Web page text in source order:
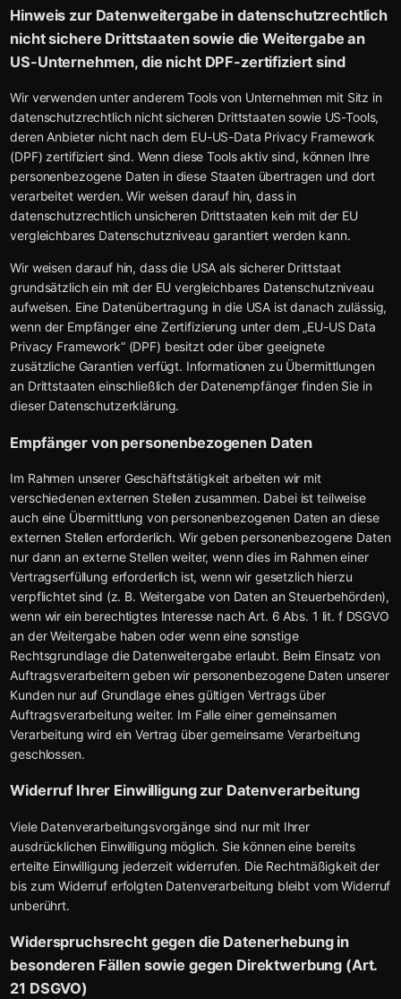
Hinweis zur Datenweitergabe in datenschutzrechtlich
nicht sichere Drittstaaten sowie die Weitergabe an
US-Unternehmen, die nicht DPF-zertifiziert sind
Wir verwenden unter anderem Tools von Unternehmen mit Sitz in
datenschutzrechtlich nicht sicheren Drittstaaten sowie US-Tools,
deren Anbieter nicht nach dem EU-US-Data Privacy Framework
(DPF) zertifiziert sind. Wenn diese Tools aktiv sind, können Ihre
personenbezogene Daten in diese Staaten übertragen und dort
verarbeitet werden. Wir weisen darauf hin, dass in
datenschutzrechtlich unsicheren Drittstaaten kein mit der EU
vergleichbares Datenschutzniveau garantiert werden kann.
Wir weisen darauf hin, dass die USA als sicherer Drittstaat
grundsätzlich ein mit der EU vergleichbares Datenschutzniveau
aufweisen. Eine Datenübertragung in die USA ist danach zulässig,
wenn der Empfänger eine Zertifizierung unter dem „EU-US Data
Privacy Framework“ (DPF) besitzt oder über geeignete
zusätzliche Garantien verfügt. Informationen zu Übermittlungen
an Drittstaaten einschließlich der Datenempfänger finden Sie in
dieser Datenschutzerklärung.
Empfänger von personenbezogenen Daten
Im Rahmen unserer Geschäftstätigkeit arbeiten wir mit
verschiedenen externen Stellen zusammen. Dabei ist teilweise
auch eine Übermittlung von personenbezogenen Daten an diese
externen Stellen erforderlich. Wir geben personenbezogene Daten
nur dann an externe Stellen weiter, wenn dies im Rahmen einer
Vertragserfüllung erforderlich ist, wenn wir gesetzlich hierzu
verpflichtet sind (z. B. Weitergabe von Daten an Steuerbehörden),
wenn wir ein berechtigtes Interesse nach Art. 6 Abs. 1 lit. f DSGVO
an der Weitergabe haben oder wenn eine sonstige
Rechtsgrundlage die Datenweitergabe erlaubt. Beim Einsatz von
Auftragsverarbeitern geben wir personenbezogene Daten unserer
Kunden nur auf Grundlage eines gültigen Vertrags über
Auftragsverarbeitung weiter. Im Falle einer gemeinsamen
Verarbeitung wird ein Vertrag über gemeinsame Verarbeitung
geschlossen.
Widerruf Ihrer Einwilligung zur Datenverarbeitung
Viele Datenverarbeitungsvorgänge sind nur mit Ihrer
ausdrücklichen Einwilligung möglich. Sie können eine bereits
erteilte Einwilligung jederzeit widerrufen. Die Rechtmäßigkeit der
bis zum Widerruf erfolgten Datenverarbeitung bleibt vom Widerruf
unberührt.
Widerspruchsrecht gegen die Datenerhebung in
besonderen Fällen sowie gegen Direktwerbung (Art.
21 DSGVO)